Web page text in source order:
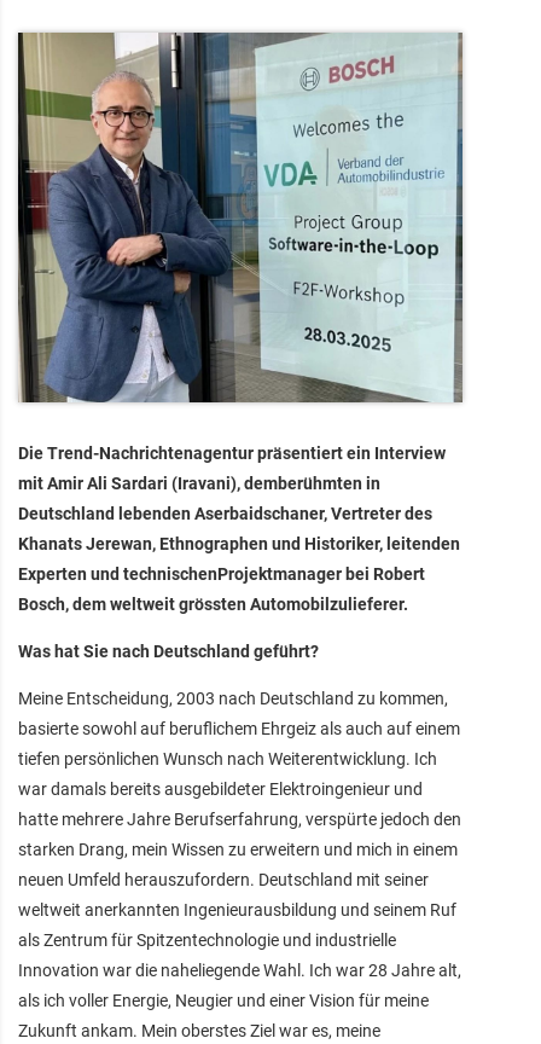
Die Trend-Nachrichtenagentur präsentiert ein Interview
mit Amir Ali Sardari (Iravani), demberühmten in
Deutschland lebenden Aserbaidschaner, Vertreter des
Khanats Jerewan, Ethnographen und Historiker, leitenden
Experten und technischenProjektmanager bei Robert
Bosch, dem weltweit grössten Automobilzulieferer.
Was hat Sie nach Deutschland geführt?
Meine Entscheidung, 2003 nach Deutschland zu kommen,
basierte sowohl auf beruflichem Ehrgeiz als auch auf einem
tiefen persönlichen Wunsch nach Weiterentwicklung. Ich
war damals bereits ausgebildeter Elektroingenieur und
hatte mehrere Jahre Berufserfahrung, verspürte jedoch den
starken Drang, mein Wissen zu erweitern und mich in einem
neuen Umfeld herauszufordern. Deutschland mit seiner
weltweit anerkannten Ingenieurausbildung und seinem Ruf
als Zentrum für Spitzentechnologie und industrielle
Innovation war die naheliegende Wahl. Ich war 28 Jahre alt,
als ich voller Energie, Neugier und einer Vision für meine
Zukunft ankam. Mein oberstes Ziel war es, meine